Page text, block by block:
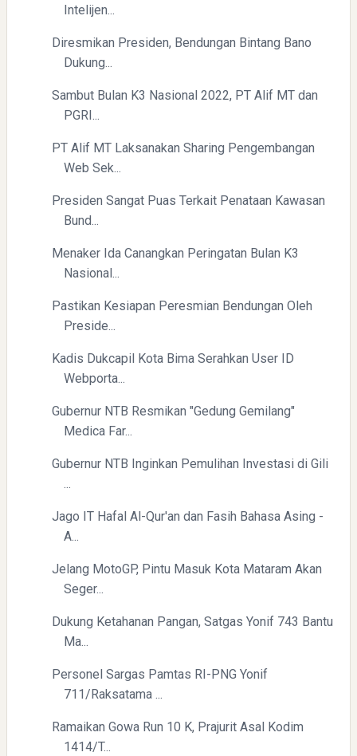
Intelijen...
Diresmikan Presiden, Bendungan Bintang Bano
Dukung...
Sambut Bulan K3 Nasional 2022, PT Alif MT dan
PGRI...
PT Alif MT Laksanakan Sharing Pengembangan
Web Sek...
Presiden Sangat Puas Terkait Penataan Kawasan
Bund...
Menaker Ida Canangkan Peringatan Bulan K3
Nasional...
Pastikan Kesiapan Peresmian Bendungan Oleh
Preside...
Kadis Dukcapil Kota Bima Serahkan User ID
Webporta...
Gubernur NTB Resmikan "Gedung Gemilang"
Medica Far...
Gubernur NTB Inginkan Pemulihan Investasi di Gili
...
Jago IT Hafal Al-Qur'an dan Fasih Bahasa Asing -
A...
Jelang MotoGP, Pintu Masuk Kota Mataram Akan
Seger...
Dukung Ketahanan Pangan, Satgas Yonif 743 Bantu
Ma...
Personel Sargas Pamtas RI-PNG Yonif
711/Raksatama ...
Ramaikan Gowa Run 10 K, Prajurit Asal Kodim
1414/T...